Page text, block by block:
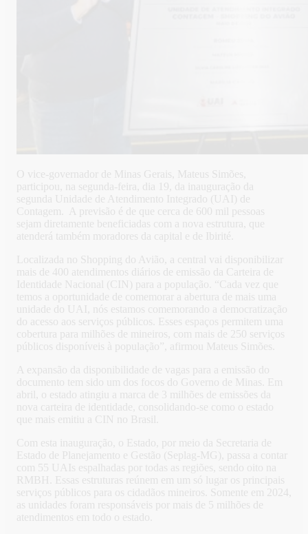
O vice-governador de Minas Gerais, Mateus Simões,
participou, na segunda-feira, dia 19, da inauguração da
segunda Unidade de Atendimento Integrado (UAI) de
Contagem. A previsão é de que cerca de 600 mil pessoas
sejam diretamente beneficiadas com a nova estrutura, que
atenderá também moradores da capital e de Ibirité.
Localizada no Shopping do Avião, a central vai disponibilizar
mais de 400 atendimentos diários de emissão da Carteira de
Identidade Nacional (CIN) para a população. “Cada vez que
temos a oportunidade de comemorar a abertura de mais uma
unidade do UAI, nós estamos comemorando a democratização
do acesso aos serviços públicos. Esses espaços permitem uma
cobertura para milhões de mineiros, com mais de 250 serviços
públicos disponíveis à população”, afirmou Mateus Simões.
A expansão da disponibilidade de vagas para a emissão do
documento tem sido um dos focos do Governo de Minas. Em
abril, o estado atingiu a marca de 3 milhões de emissões da
nova carteira de identidade, consolidando-se como o estado
que mais emitiu a CIN no Brasil.
Com esta inauguração, o Estado, por meio da Secretaria de
Estado de Planejamento e Gestão (Seplag-MG), passa a contar
com 55 UAIs espalhadas por todas as regiões, sendo oito na
RMBH. Essas estruturas reúnem em um só lugar os principais
serviços públicos para os cidadãos mineiros. Somente em 2024,
as unidades foram responsáveis por mais de 5 milhões de
atendimentos em todo o estado.